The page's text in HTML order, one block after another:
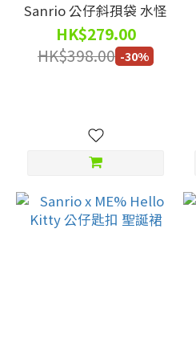
Sanrio 公仔斜孭袋 水怪
HK$279.00
HK$398.00 -30%